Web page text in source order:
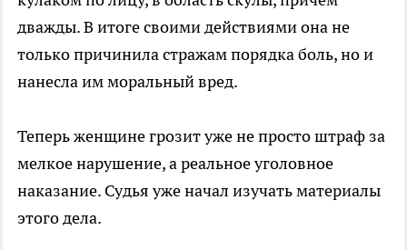
дважды. В итоге своими действиями она не
только причинила стражам порядка боль, но и
нанесла им моральный вред.
Теперь женщине грозит уже не просто штраф за
мелкое нарушение, а реальное уголовное
наказание. Судья уже начал изучать материалы
этого дела.